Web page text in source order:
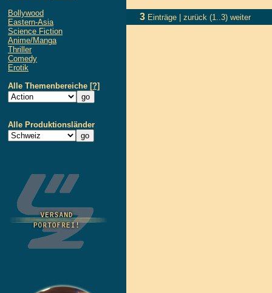
Bollywood
Eastern-Asia
Science Fiction
Anime/Manga
Thriller
Comedy
Erotik
Alle Themenbereiche [?]
Alle Produktionsländer
3 Einträge | zurück (1..3) weiter